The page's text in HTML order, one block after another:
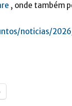
, onde também
noticias/